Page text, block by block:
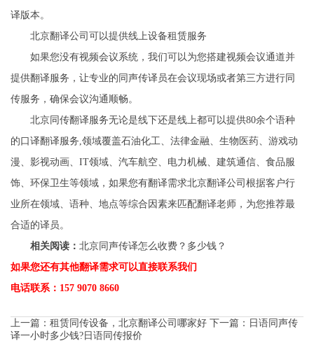
译版本。
北京翻译公司可以提供线上设备租赁服务
如果您没有视频会议系统，我们可以为您搭建视频会议通道并
提供翻译服务，让专业的同声传译员在会议现场或者第三方进行同
传服务，确保会议沟通顺畅。
北京同传翻译服务无论是线下还是线上都可以提供80余个语种
的口译翻译服务,领域覆盖石油化工、法律金融、生物医药、游戏动
漫、影视动画、IT领域、汽车航空、电力机械、建筑通信、食品服
饰、环保卫生等领域，如果您有翻译需求北京翻译公司根据客户行
业所在领域、语种、地点等综合因素来匹配翻译老师，为您推荐最
合适的译员。
相关阅读： 北京同声传译怎么收费？多少钱？
如果您还有其他翻译需求可以直接联系我们
电话联系：157 9070 8660
上一篇： 租赁同传设备，北京翻译公司哪家好 下一篇： 日语同声传
译一小时多少钱?日语同传报价